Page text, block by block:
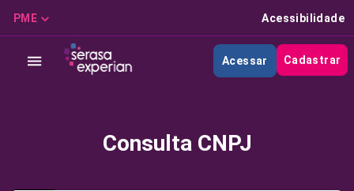
PME Acessibilidade
Acessar Cadastrar
Consulta CNPJ